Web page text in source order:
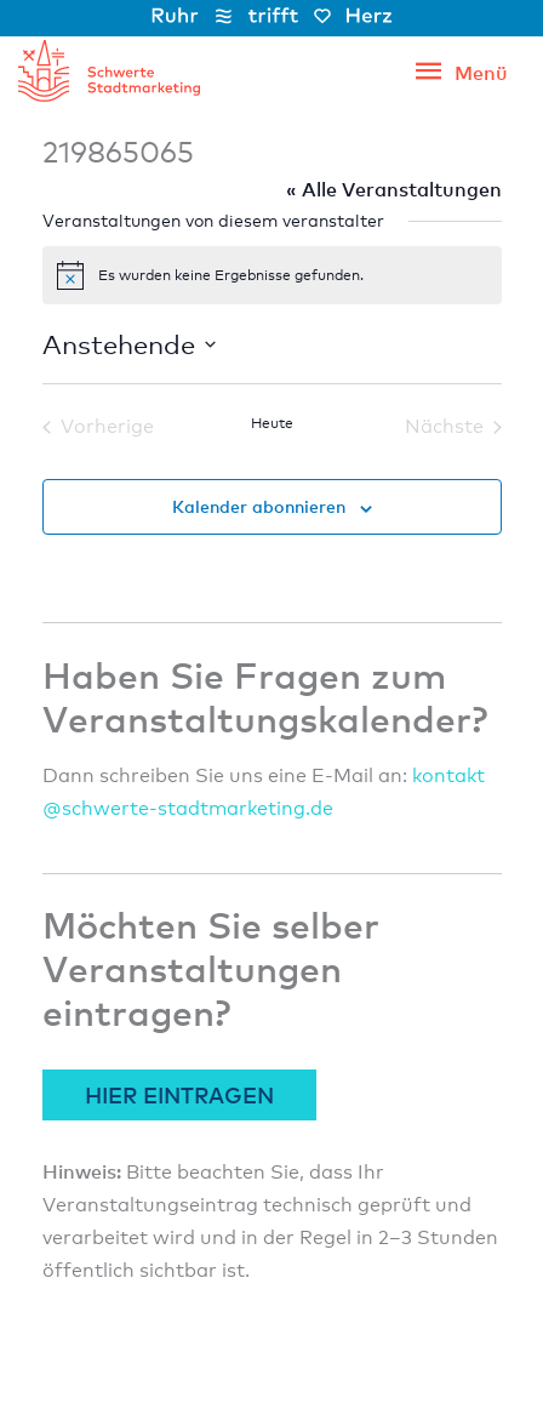
Inhalt
springen
Menü
Menü
219865065
« Alle Veranstaltungen
Veranstaltungen von diesem veranstalter
HinweisEs wurden keine Ergebnisse gefunden.
Anstehende
Datum
wählen.
Vorherige
Heute
Nächste
Kalender abonnieren
Haben Sie Fragen zum
Veranstaltungskalender?
Dann schreiben Sie uns eine E-Mail an: kontakt
@schwerte-stadtmarketing.de
Möchten Sie selber
Veranstaltungen
eintragen?
HIER EINTRAGEN
Hinweis:Bitte beachten Sie, dass Ihr
Veranstaltungseintrag technisch geprüft und
verarbeitet wird und in der Regel in 2–3 Stunden
öffentlich sichtbar ist.